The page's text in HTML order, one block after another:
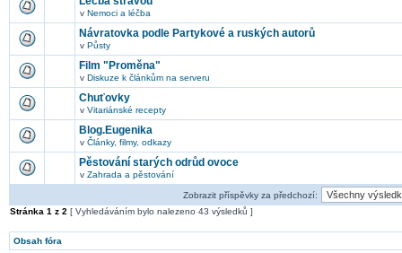
v Nemoci a léčba
Návratovka podle Partykové a ruských autorů
v Půsty
Film "Proměna"
v Diskuze k článkům na serveru
Chuťovky
v Vitariánské recepty
Blog.Eugenika
v Články, filmy, odkazy
Pěstování starých odrůd ovoce
v Zahrada a pěstování
Zobrazit příspěvky za předchozí:
Stránka 1 z 2 [ Vyhledáváním bylo nalezeno 43 výsledků ]
Obsah fóra